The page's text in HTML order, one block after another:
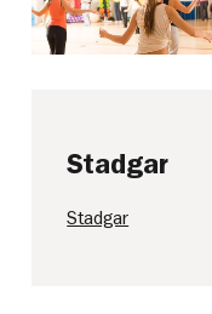
Stadgar
Stadgar